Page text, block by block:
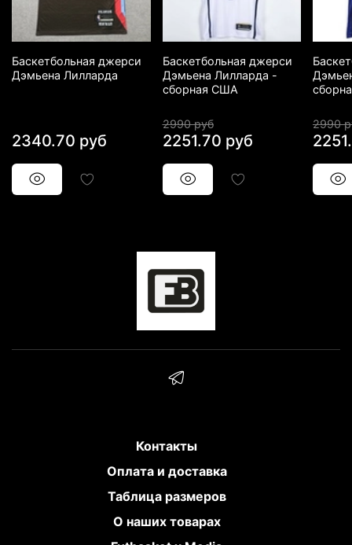
Баскетбольная джерси
Дэмьена Лилларда
2340.70 руб
Баскетбольная джерси
Дэмьена Лилларда -
сборная США
2990 руб
2251.70 руб
2990
Контакты
Оплата и доставка
Таблица размеров
О наших товарах